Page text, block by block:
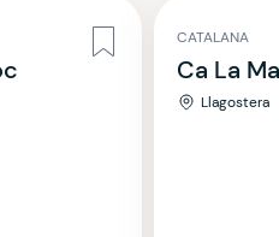
CATALANA
Ca La
Llagostera